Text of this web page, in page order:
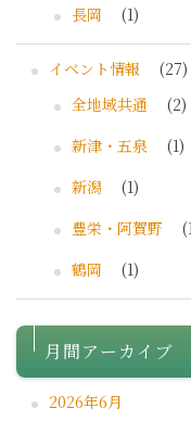
長岡
(1)
イベント情報
(27)
全地域共通
(2)
新津・五泉
(1)
新潟
(1)
豊栄・阿賀野
鶴岡
(1)
月間アーカイブ
2026年6月